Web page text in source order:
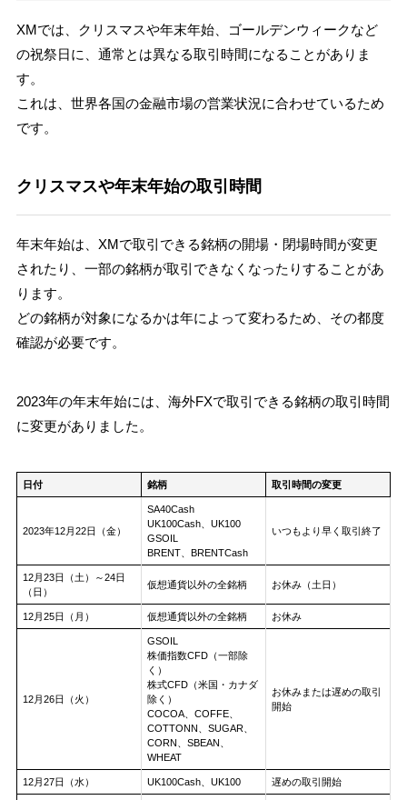
XMでは、クリスマスや年末年始、ゴールデンウィークなど
の祝祭日に、通常とは異なる取引時間になることがありま
す。
これは、世界各国の金融市場の営業状況に合わせているため
です。
クリスマスや年末年始の取引時間
年末年始は、XMで取引できる銘柄の開場・閉場時間が変更
されたり、一部の銘柄が取引できなくなったりすることがあ
ります。
どの銘柄が対象になるかは年によって変わるため、その都度
確認が必要です。
2023年の年末年始には、海外FXで取引できる銘柄の取引時間
に変更がありました。
日付 銘柄 取引時間の変更
2023年12月22日（金）
SA40Cash
UK100Cash、UK100
GSOIL
BRENT、BRENTCash
いつもより早く取引終了
12月23日（土）～24日
（日）
仮想通貨以外の全銘柄 お休み（土日）
12月25日（月） 仮想通貨以外の全銘柄 お休み
12月26日（火）
GSOIL
株価指数CFD（一部除
く）
株式CFD（米国・カナダ
除く）
COCOA、COFFE、
COTTONN、SUGAR、
CORN、SBEAN、
WHEAT
お休みまたは遅めの取引
開始
12月27日（水） UK100Cash、UK100 遅めの取引開始